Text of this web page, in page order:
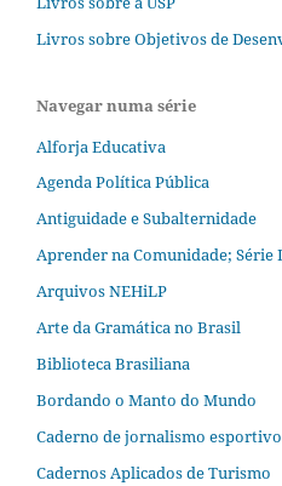
Livros sobre Objetivos de
Navegar numa série
Alforja Educativa
Agenda Política Pública
Antiguidade e Subalternidade
Aprender na Comunidade; Série
Arquivos NEHiLP
Arte da Gramática no Brasil
Biblioteca Brasiliana
Bordando o Manto do Mundo
Caderno de jornalismo esportivo
Cadernos Aplicados de Turismo